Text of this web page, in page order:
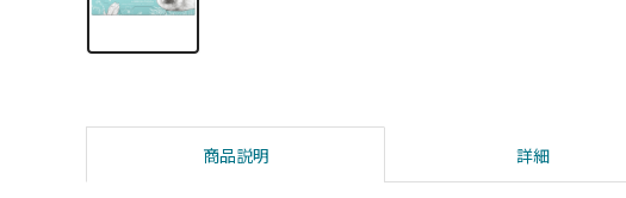
商品説明 詳細